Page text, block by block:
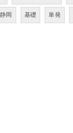
岡 基礎 単発